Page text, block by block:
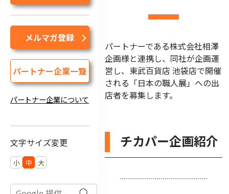
メルマガ登録
パートナー企業一覧
パートナー企業について
文字サイズ変更
小 中 大
パートナーである株式会社相澤
企画様と連携し、同社が企画運
営し、東武百貨店 池袋店で開催
される「日本の職人展」への出
店者を募集します。
チカパー企画紹介